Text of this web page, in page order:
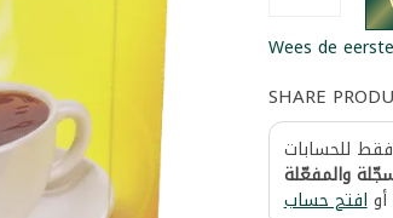
Wees de
SHARE
فقط للحسابات
والمفعّلة
أوافتح حساب